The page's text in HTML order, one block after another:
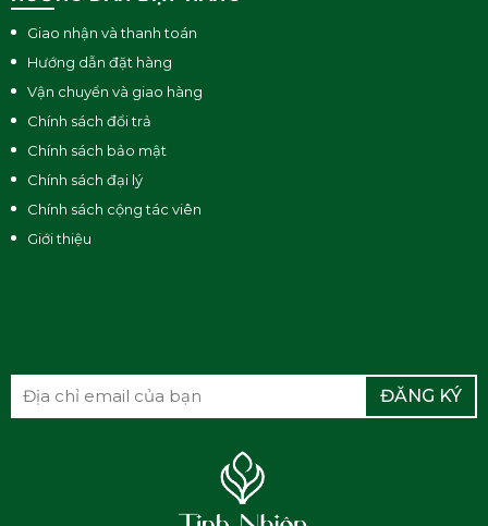
Giao nhận và thanh toán
Hướng dẫn đặt hàng
Vận chuyển và giao hàng
Chính sách đổi trả
Chính sách bảo mật
Chính sách đại lý
Chính sách cộng tác viên
Giới thiệu
ĐĂNG KÝ